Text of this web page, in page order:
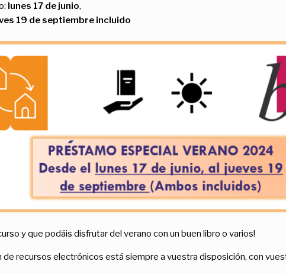
lunes 17 de junio,
19 de septiembre incluido
y que podáis disfrutar del verano con un buen libro o varios!
de recursos electrónicos está siempre a vuestra disposición, con